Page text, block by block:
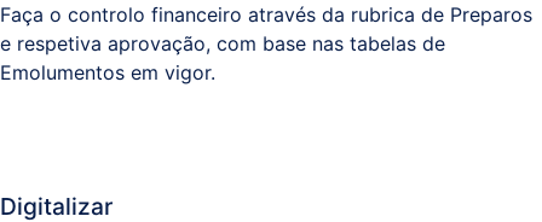
Faça o controlo financeiro através da rubrica de Preparos
e respetiva aprovação, com base nas tabelas de
Emolumentos em vigor.
Digitalizar